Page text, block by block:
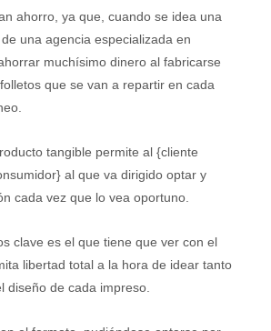
ahorro, ya que, cuando se idea una
una agencia especializada en
muchísimo dinero al fabricarse
que se van a repartir en cada
tangible permite al {cliente
al que va dirigido optar y
cada vez que lo vea oportuno.
clave es el que tiene que ver con el
libertad total a la hora de idear tanto
diseño de cada impreso.